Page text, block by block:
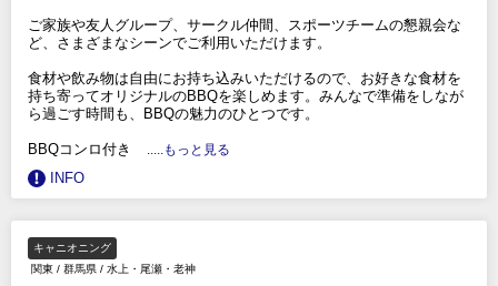
ご家族や友人グループ、サークル仲間、スポーツチームの懇親会な
ど、さまざまなシーンでご利用いただけます。
食材や飲み物は自由にお持ち込みいただけるので、お好きな食材を
持ち寄ってオリジナルのBBQを楽しめます。みんなで準備をしなが
ら過ごす時間も、BBQの魅力のひとつです。
BBQコンロ付き .....もっと見る
INFO
キャニオニング
関東 / 群馬県 / 水上・尾瀬・老神